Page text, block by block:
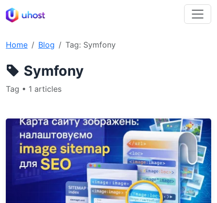
Home Blog Tag: Symfony
Symfony
Tag • 1 articles